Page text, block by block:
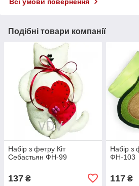
Всі умови повернення
Подібні товари компанії
Набір з фетру Кіт
Себастьян ФН-99
137 ₴
Набір з
ФН-103
117₴